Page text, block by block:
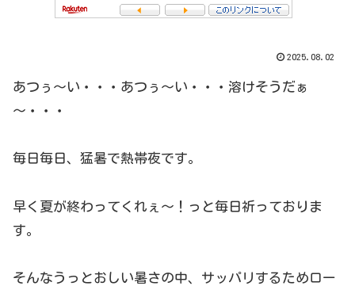
2025.08.02
あつぅ～い・・・あつぅ～い・・・溶けそうだぁ
～・・・
毎日毎日、猛暑で熱帯夜です。
早く夏が終わってくれぇ～！っと毎日祈っておりま
す。
そんなうっとおしい暑さの中、サッパリするためロー